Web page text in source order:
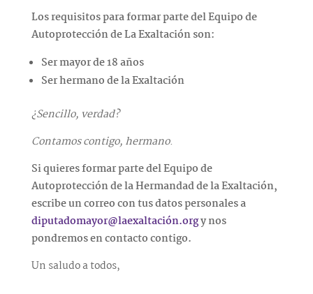
Los requisitos para formar parte del Equipo de
Autoprotección de La Exaltación son:
Ser mayor de 18 años
Ser hermano de la Exaltación
¿Sencillo, verdad?
Contamos contigo, hermano.
Si quieres formar parte del Equipo de
Autoprotección de la Hermandad de la Exaltación,
escribe un correo con tus datos personales a
diputadomayor@laexaltación.orgy nos
pondremos en contacto contigo.
Un saludo a todos,